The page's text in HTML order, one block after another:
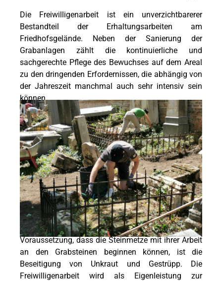
Die Freiwilligenarbeit ist ein unverzichtbarerer
Bestandteil der Erhaltungsarbeiten am
Friedhofsgelände. Neben der Sanierung der
Grabanlagen zählt die kontinuierliche und
sachgerechte Pflege des Bewuchses auf dem Areal
zu den dringenden Erfordernissen, die abhängig von
der Jahreszeit manchmal auch sehr intensiv sein
können.
Voraussetzung, dass die Steinmetze mit ihrer Arbeit
an den Grabsteinen beginnen können, ist die
Beseitigung von Unkraut und Gestrüpp. Die
Freiwilligenarbeit wird als Eigenleistung zur